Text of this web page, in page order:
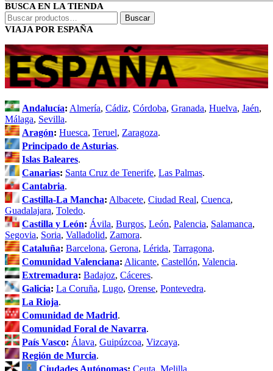
BUSCA EN LA TIENDA
Buscar
por:
Buscar
VIAJA POR ESPAÑA
Andalucía: Almería, Cádiz, Córdoba, Granada, Huelva, Jaén,
Málaga, Sevilla.
Aragón: Huesca, Teruel, Zaragoza.
Principado de Asturias.
Islas Baleares.
Canarias: Santa Cruz de Tenerife, Las Palmas.
Cantabria.
Castilla-La Mancha: Albacete, Ciudad Real, Cuenca,
Guadalajara, Toledo.
Castilla y León: Ávila, Burgos, León, Palencia, Salamanca,
Segovia, Soria, Valladolid, Zamora.
Cataluña: Barcelona, Gerona, Lérida, Tarragona.
Comunidad Valenciana: Alicante, Castellón, Valencia.
Extremadura: Badajoz, Cáceres.
Galicia: La Coruña, Lugo, Orense, Pontevedra.
La Rioja.
Comunidad de Madrid.
Comunidad Foral de Navarra.
País Vasco: Álava, Guipúzcoa, Vizcaya.
Región de Murcia.
Ciudades Autónomas: Ceuta, Melilla.